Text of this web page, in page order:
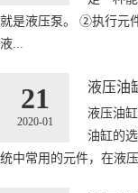
就是液压泵。 ②执行元
液...
21
2020-01
液压油
液压油
油缸的
统中常用的元件，在液